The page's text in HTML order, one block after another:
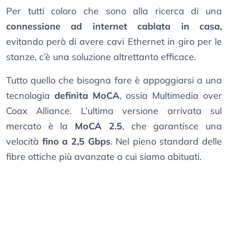
Per tutti coloro che sono alla ricerca di una
connessione ad internet cablata in casa,
evitando però di avere cavi Ethernet in giro per le
stanze, c’è una soluzione altrettanto efficace.
Tutto quello che bisogna fare è appoggiarsi a una
tecnologia definita MoCA, ossia Multimedia over
Coax Alliance. L’ultima versione arrivata sul
mercato è la MoCA 2.5, che garantisce una
velocità fino a 2,5 Gbps. Nel pieno standard delle
fibre ottiche più avanzate a cui siamo abituati.